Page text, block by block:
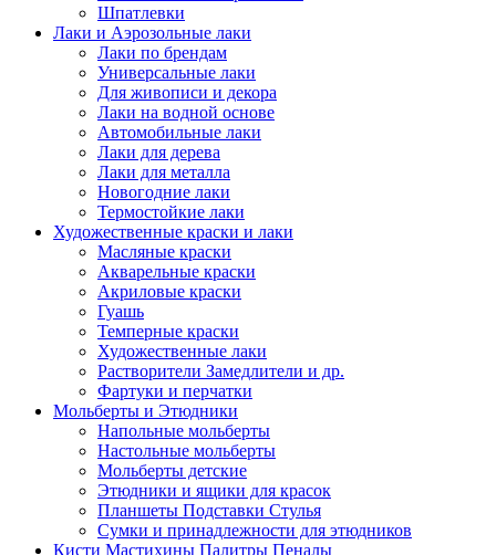
Шпатлевки
Лаки и Аэрозольные лаки
Лаки по брендам
Универсальные лаки
Для живописи и декора
Лаки на водной основе
Автомобильные лаки
Лаки для дерева
Лаки для металла
Новогодние лаки
Термостойкие лаки
Художественные краски и лаки
Масляные краски
Акварельные краски
Акриловые краски
Гуашь
Темперные краски
Художественные лаки
Растворители Замедлители и др.
Фартуки и перчатки
Мольберты и Этюдники
Напольные мольберты
Настольные мольберты
Мольберты детские
Этюдники и ящики для красок
Планшеты Подставки Стулья
Сумки и принадлежности для этюдников
Кисти Мастихины Палитры Пеналы